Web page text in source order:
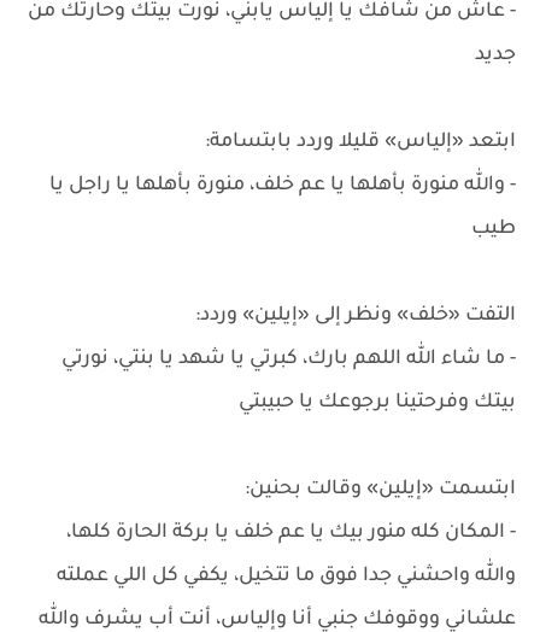
- عاش من شافك يا إلياس يابني، نورت بيتك وحارتك من
جديد
ابتعد «إلياس» قليلا وردد بابتسامة:
- والله منورة بأهلها يا عم خلف، منورة بأهلها يا راجل يا
طيب
التفت «خلف» ونظر إلى «إيلين» وردد:
- ما شاء الله اللهم بارك، كبرتي يا شهد يا بنتي، نورتي
بيتك وفرحتينا برجوعك يا حبيبتي
ابتسمت «إيلين» وقالت بحنين:
- المكان كله منور بيك يا عم خلف يا بركة الحارة كلها،
والله واحشني جدا فوق ما تتخيل، يكفي كل اللي عملته
علشاني ووقوفك جنبي أنا وإلياس، أنت أب يشرف والله